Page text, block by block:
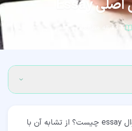
۴ دقیقه مطالعه
معمولا در پاسخ به سوال essay چیست؟ از تشابه آن با